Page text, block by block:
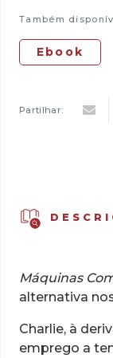
Também
Ebook
Partilhar:
Máquinas
alternativa
Charlie, à
emprego a